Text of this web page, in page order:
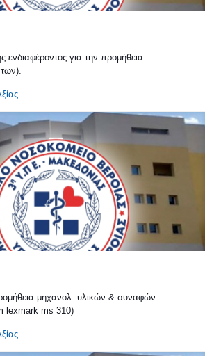
για την προμήθεια
μηχανολ. υλικών & συναφών
lexmark ms 310)